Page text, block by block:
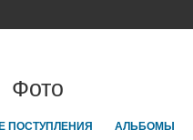
Фото
ПОСТУПЛЕНИЯ АЛЬБОМЫ